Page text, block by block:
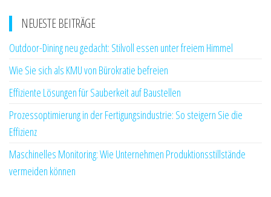
NEUESTE BEITRÄGE
Outdoor-Dining neu gedacht: Stilvoll essen unter freiem Himmel
Wie Sie sich als KMU von Bürokratie befreien
Effiziente Lösungen für Sauberkeit auf Baustellen
Prozessoptimierung in der Fertigungsindustrie: So steigern Sie die
Effizienz
Maschinelles Monitoring: Wie Unternehmen Produktionsstillstände
vermeiden können